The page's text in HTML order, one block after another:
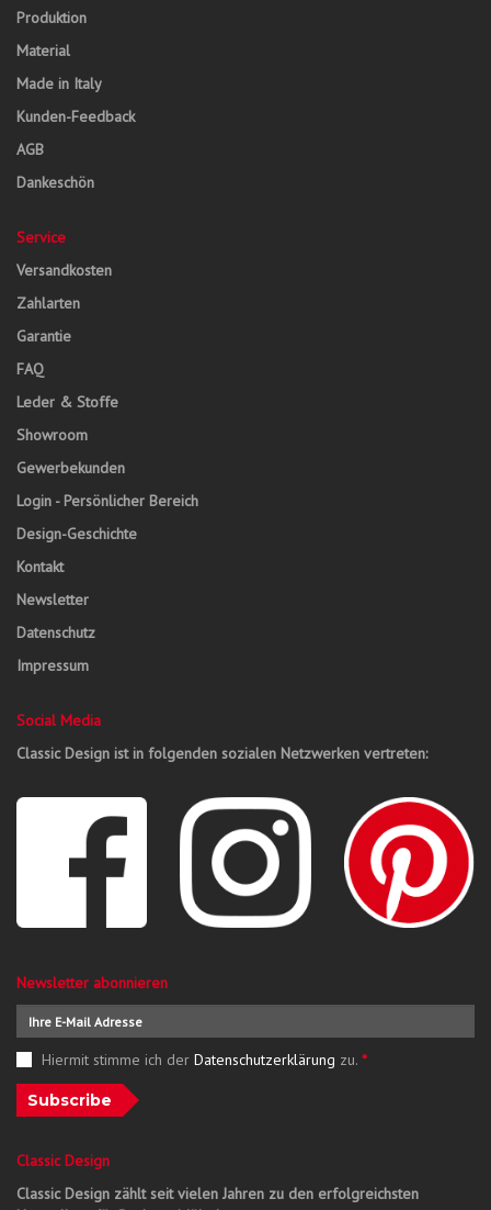
Produktion
Material
Made in Italy
Kunden-Feedback
AGB
Dankeschön
Service
Versandkosten
Zahlarten
Garantie
FAQ
Leder & Stoffe
Showroom
Gewerbekunden
Login - Persönlicher Bereich
Design-Geschichte
Kontakt
Newsletter
Datenschutz
Impressum
Social Media
Classic Design ist in folgenden sozialen Netzwerken vertreten:
Newsletter abonnieren
Hiermit stimme ich der Datenschutzerklärung zu. *
Subscribe
Classic Design
Classic Design zählt seit vielen Jahren zu den erfolgreichsten